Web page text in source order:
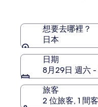
想要去哪裡？
日本
日期
8月29日 週六
旅客
2 位旅客, 1 間